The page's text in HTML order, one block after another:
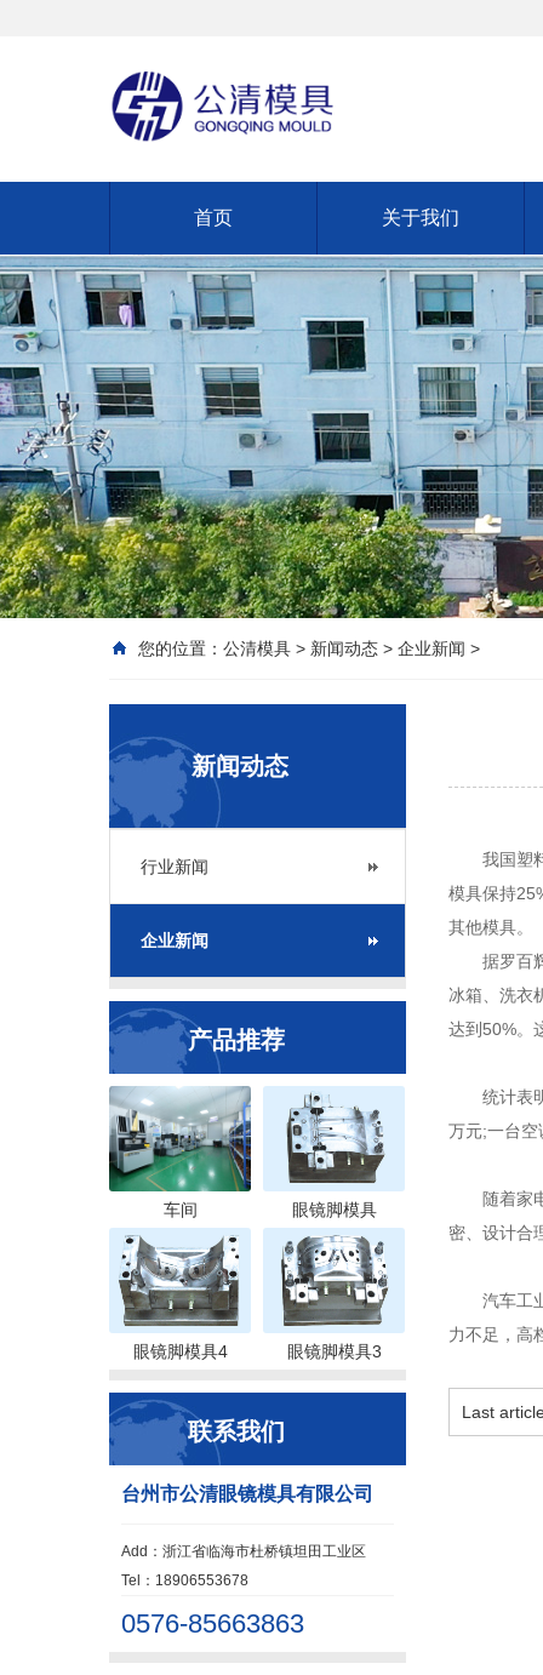
首页 关于我们
您的位置： 公清模具 > 新闻动态 > 企业新闻 >
新闻动态
行业新闻
企业新闻
产品推荐
车间 眼镜脚模具
眼镜脚模具4 眼镜脚模具3
联系我们
台州市公清眼镜模具有限公司
Add：浙江省临海市杜桥镇坦田工业区
Tel：18906553678
0576-85663863
我国塑料
模具保持
其他模具。
据罗百辉
冰箱、洗衣
达到50%。
统计表明
万元;一台
随着家电
密、设计合
汽车工业
力不足，高
Last